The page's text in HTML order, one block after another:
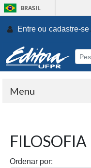
BRASIL
Entre ou cadastre-se.
Menu
FILOSOFIA
Ordenar por: